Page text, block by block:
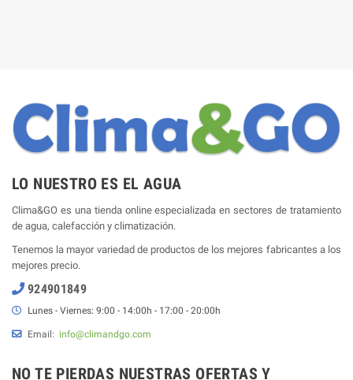
LO NUESTRO ES EL AGUA
Clima&GO es una tienda online especializada en sectores de tratamiento
de agua, calefacción y climatización.
Tenemos la mayor variedad de productos de los mejores fabricantes a los
mejores precio.
924901849
Lunes - Viernes: 9:00 - 14:00h - 17:00 - 20:00h
Email: info@climandgo.com
NO TE PIERDAS NUESTRAS OFERTAS Y